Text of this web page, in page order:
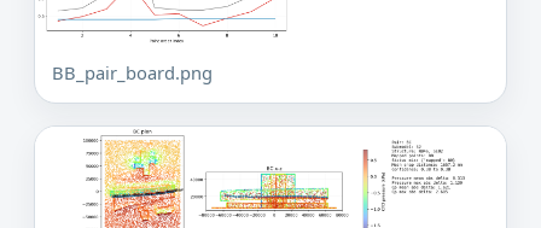
BB_pair_board.png